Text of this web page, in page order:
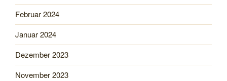
Februar 2024
Januar 2024
Dezember 2023
November 2023